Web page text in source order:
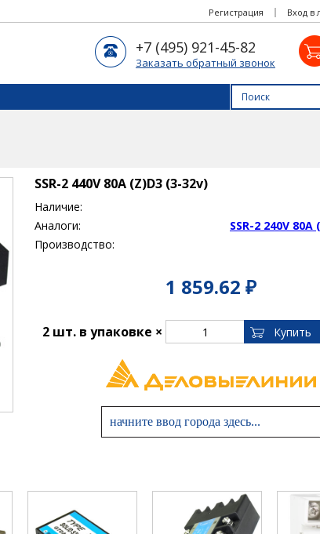
Вход в
Регистрация
+7 (495) 921-45-82
Заказать обратный звонок
SSR-2 440V 80A (Z)D3 (3-32v)
Наличие:
Аналоги:
SSR-2 240V
Производство:
1 859.62 ₽
2 шт. в упаковке ×